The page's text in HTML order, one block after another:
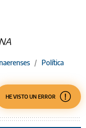
/ Política
HE VISTO UN ERROR